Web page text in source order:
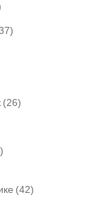
(26)
(42)